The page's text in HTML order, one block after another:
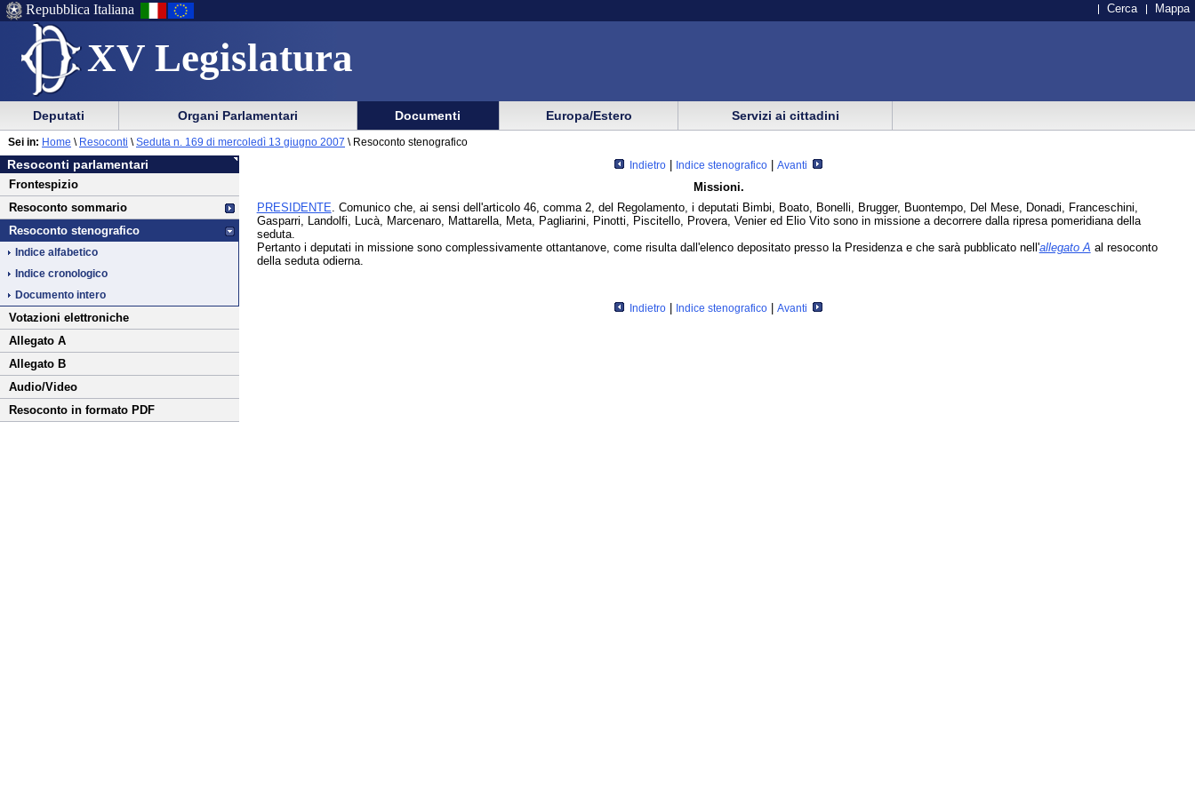
XV Legislatura
Menu
di
ausilio
alla
navigazione
Menu
di
navigazione
principale
Repubblica Italiana Cerca Mappa
Menu
di
navigazione
principale
menu
di
sezione
Deputati Organi Parlamentari Documenti Europa/Estero Servizi ai cittadini
Vai
al
contenuto
Resoconti parlamentari
Frontespizio
Resoconto sommario
Resoconto stenografico
Indice alfabetico
Indice cronologico
Documento intero
Votazioni elettroniche
Allegato A
Allegato B
Audio/Video
Resoconto in formato PDF
Sei in: Home \ Resoconti \ Seduta n. 169 di mercoledì 13 giugno 2007 \ Resoconto stenografico
Indietro | Indice stenografico |Avanti
Missioni.
PRESIDENTE . Comunico che, ai sensi dell'articolo 46, comma 2, del Regolamento, i deputati Bimbi, Boato, Bonelli, Brugger, Buontempo, Del Mese, Donadi, Franceschini,
Gasparri, Landolfi, Lucà, Marcenaro, Mattarella, Meta, Pagliarini, Pinotti, Piscitello, Provera, Venier ed Elio Vito sono in missione a decorrere dalla ripresa pomeridiana della
seduta.
Pertanto i deputati in missione sono complessivamente ottantanove, come risulta dall'elenco depositato presso la Presidenza e che sarà pubblicato nell'allegato A al resoconto
della seduta odierna.
Indietro | Indice stenografico |Avanti